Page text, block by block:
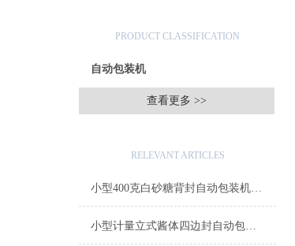
PRODUCT CLASSIFICATION
自动包装机
查看更多 >>
RELEVANT ARTICLES
小型400克白砂糖背封自动包装机厂家
小型计量立式酱体四边封自动包装机厂家